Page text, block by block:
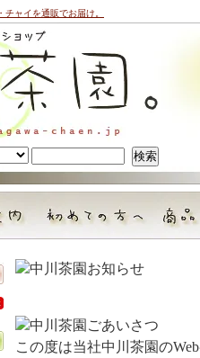
ャイを通販でお届け。
この度は当社中川茶園の